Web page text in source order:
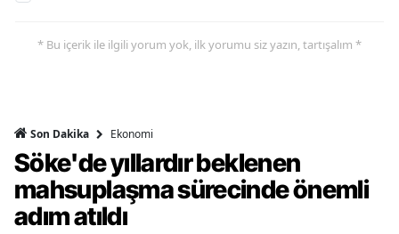
* Bu içerik ile ilgili yorum yok, ilk yorumu siz yazın, tartışalım *
Son Dakika Ekonomi
Söke'de yıllardır beklenen
mahsuplaşma sürecinde önemli
adım atıldı